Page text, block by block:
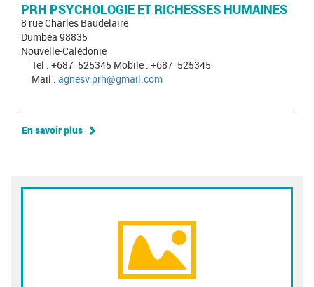
PRH PSYCHOLOGIE ET RICHESSES HUMAINES
8 rue Charles Baudelaire
Dumbéa 98835
Nouvelle-Calédonie
Tel : +687_525345 Mobile : +687_525345
Mail : agnesv.prh@gmail.com
En savoir plus